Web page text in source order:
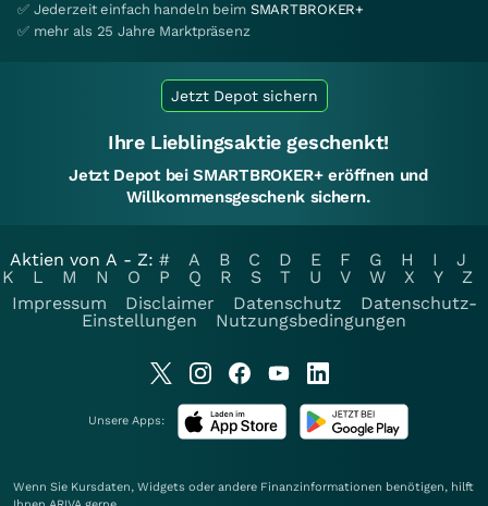
✅ Jederzeit einfach handeln beim SMARTBROKER+
✅ mehr als 25 Jahre Marktpräsenz
Jetzt Depot sichern
Ihre Lieblingsaktie geschenkt!
Jetzt Depot bei SMARTBROKER+ eröffnen und
Willkommensgeschenk sichern.
Aktien von A - Z: # A B C D E F G H I
J
K
L M N O P Q R S T U V W X Y
Z
Impressum
Disclaimer Datenschutz
Datenschutz-
Einstellungen
Nutzungsbedingungen
Unsere Apps:
Wenn Sie Kursdaten, Widgets oder andere Finanzinformationen benötigen, hilft